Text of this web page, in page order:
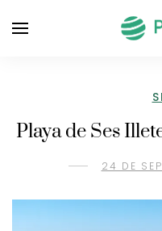
Playa de Ses
24 DE